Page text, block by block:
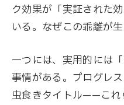
ク効果が「実証された
いる。なぜこの乖離が生
一つには、実用的には
事情がある。プログレ
虫食きタイトル——これ